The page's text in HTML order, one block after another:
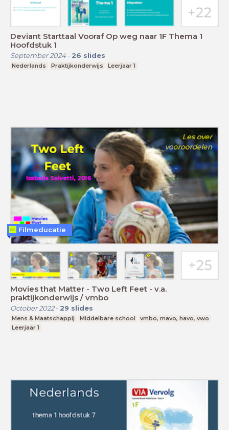
Deviant Starttaal Vooraf Op weg naar 1F Thema 1
Hoofdstuk 1
September 2024- 26 slides
Nederlands Praktijkonderwijs Leerjaar 1
Movies that Matter - Two Left Feet - v.a.
praktijkonderwijs / vmbo
October 2022- 29 slides
Mens & Maatschappij Middelbare school
vmbo, mavo, havo, vwo
Leerjaar 1
Filmeducatie